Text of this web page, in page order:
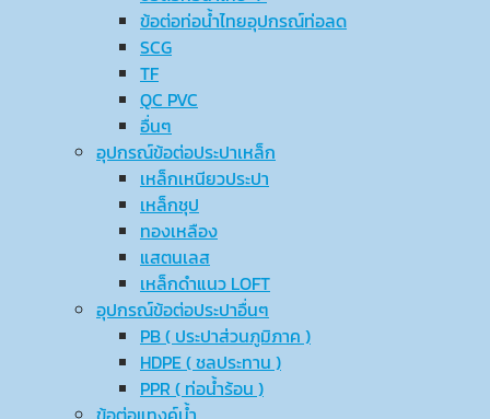
ข้อต่อท่อน้ำไทยอุปกรณ์ท่อลด
SCG
TF
QC PVC
อื่นๆ
อุปกรณ์ข้อต่อประปาเหล็ก
เหล็กเหนียวประปา
เหล็กชุป
ทองเหลือง
แสตนเลส
เหล็กดำแนว LOFT
อุปกรณ์ข้อต่อประปาอื่นๆ
PB ( ประปาส่วนภูมิภาค )
HDPE ( ชลประทาน )
PPR ( ท่อน้ำร้อน )